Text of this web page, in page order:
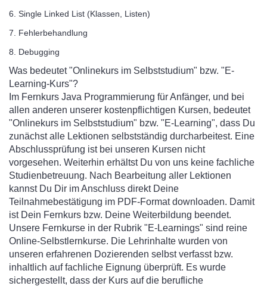
6. Single Linked List (Klassen, Listen)
7. Fehlerbehandlung
8. Debugging
Was bedeutet "Onlinekurs im Selbststudium" bzw. "E-
Learning-Kurs"?
Im Fernkurs Java Programmierung für Anfänger, und bei
allen anderen unserer kostenpflichtigen Kursen, bedeutet
"Onlinekurs im Selbststudium" bzw. "E-Learning", dass Du
zunächst alle Lektionen selbstständig durcharbeitest. Eine
Abschlussprüfung ist bei unseren Kursen nicht
vorgesehen. Weiterhin erhältst Du von uns keine fachliche
Studienbetreuung. Nach Bearbeitung aller Lektionen
kannst Du Dir im Anschluss direkt Deine
Teilnahmebestätigung im PDF-Format downloaden. Damit
ist Dein Fernkurs bzw. Deine Weiterbildung beendet.
Unsere Fernkurse in der Rubrik "E-Learnings" sind reine
Online-Selbstlernkurse. Die Lehrinhalte wurden von
unseren erfahrenen Dozierenden selbst verfasst bzw.
inhaltlich auf fachliche Eignung überprüft. Es wurde
sichergestellt, dass der Kurs auf die berufliche